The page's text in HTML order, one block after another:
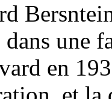
dans une
en